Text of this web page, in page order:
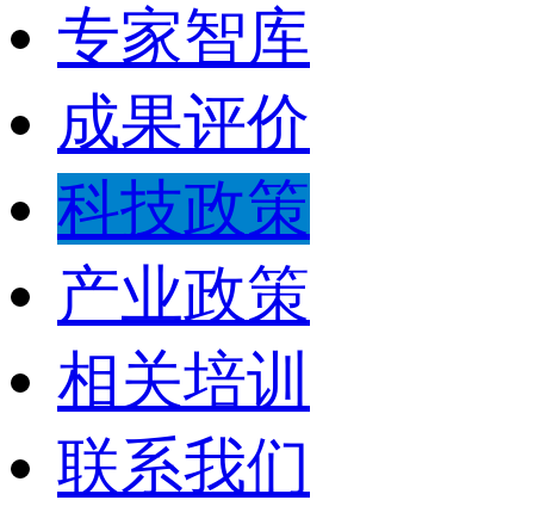
专家智库
成果评价
科技政策
产业政策
相关培训
联系我们